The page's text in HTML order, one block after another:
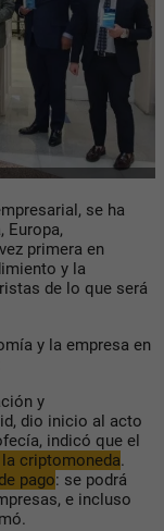
se ha
Europa,
primera en
y la
de lo que será
y la empresa en
y
dio inicio al acto
indicó que el
criptomoneda.
pago: se podrá
e incluso